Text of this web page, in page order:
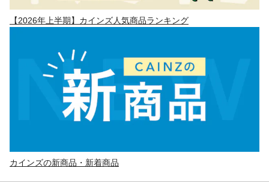
【2026年上半期】カインズ人気商品ランキング
カインズの新商品・新着商品